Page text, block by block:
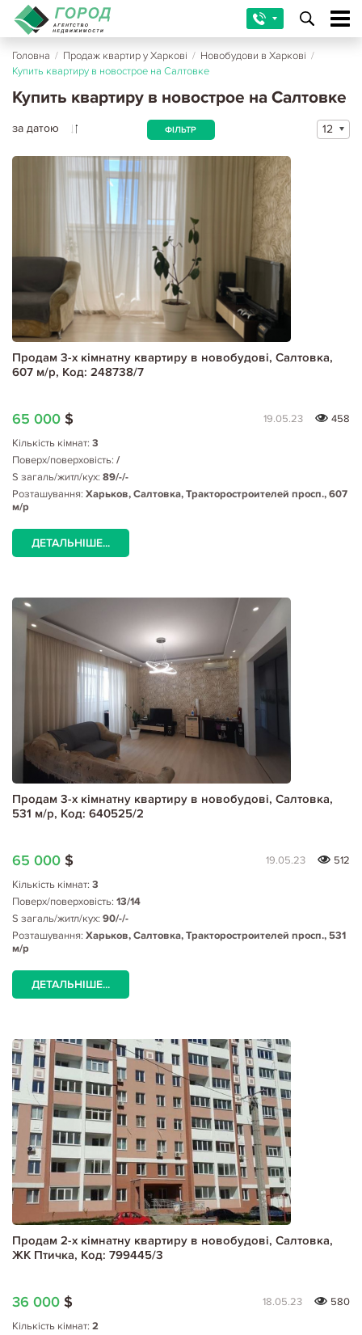
Головна / Продаж квартир у Харкові / Новобудови в Харкові /
Купить квартиру в новострое на Салтовке
Купить квартиру в новострое на Салтовке
за датою ФІЛЬТР 12
Продам 3-х кімнатну квартиру в новобудові, Салтовка,
607 м/р, Код: 248738/7
65 000 $ 19.05.23
458
Кількість кімнат: 3
Поверх/поверховість: /
S загаль/житл/кух: 89/-/-
Розташування: Харьков, Салтовка, Тракторостроителей просп., 607
м/р
ДЕТАЛЬНІШЕ...
Продам 3-х кімнатну квартиру в новобудові, Салтовка,
531 м/р, Код: 640525/2
65 000 $ 19.05.23
512
Кількість кімнат: 3
Поверх/поверховість: 13/14
S загаль/житл/кух: 90/-/-
Розташування: Харьков, Салтовка, Тракторостроителей просп., 531
м/р
ДЕТАЛЬНІШЕ...
Продам 2-х кімнатну квартиру в новобудові, Салтовка,
ЖК Птичка, Код: 799445/3
36 000 $ 18.05.23
580
Кількість кімнат: 2